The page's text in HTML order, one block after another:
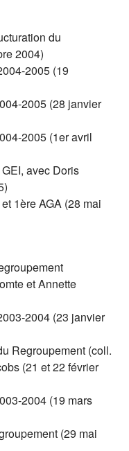
du
2004)
2005 (19
2005 (28 janvier
2005 (1er avril
avec Doris
1ère AGA (28 mai
et Annette
2004 (23 janvier
Regroupement (coll.
(21 et 22 février
2004 (19 mars
(29 mai